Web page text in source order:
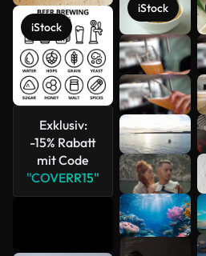
iStock
Exklusiv:
-15% Rabatt
mit Code
"COVERR15"
iStock